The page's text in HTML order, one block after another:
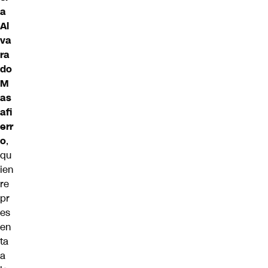
a
Al
va
ra
do
M
as
afi
err
o,
qu
ien
re
pr
es
en
ta
a